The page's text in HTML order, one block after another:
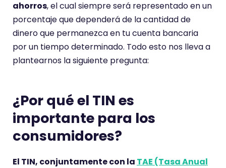
ahorros, el cual siempre será representado en un
porcentaje que dependerá de la cantidad de
dinero que permanezca en tu cuenta bancaria
por un tiempo determinado. Todo esto nos lleva a
plantearnos la siguiente pregunta:
¿Por qué el TIN es
importante para los
consumidores?
El TIN, conjuntamente con la TAE (Tasa Anual